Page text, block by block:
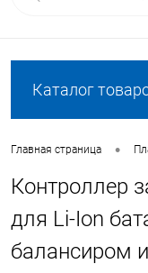
Каталог
Главная страница •
Контроллер
для Li-Ion
балансиром